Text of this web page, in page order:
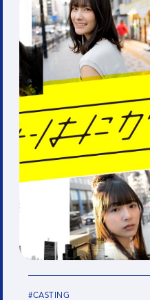
#CASTING